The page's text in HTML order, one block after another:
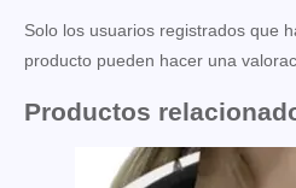
Solo los usuarios registrados que
producto pueden hacer una
Productos